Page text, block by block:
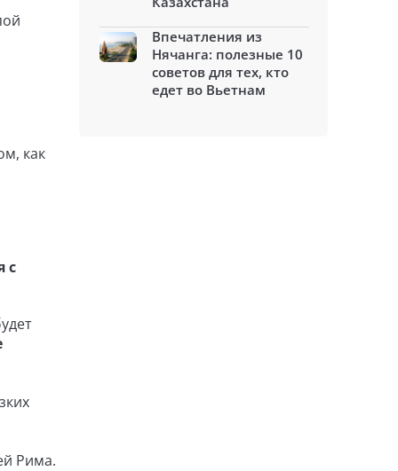
как
с
Рима.
Впечатления из
Нячанга: полезные 10
советов для тех, кто
едет во Вьетнам